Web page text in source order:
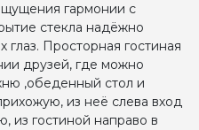
гармонии с
стекла надёжно
глаз. Просторная гостиная
друзей, где можно
,обеденный стол и
из неё слева вход
из гостиной направо в